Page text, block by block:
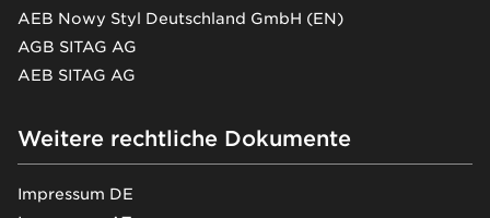
AEB Nowy Styl Deutschland GmbH (EN)
AGB SITAG AG
AEB SITAG AG
Weitere rechtliche Dokumente
Impressum DE